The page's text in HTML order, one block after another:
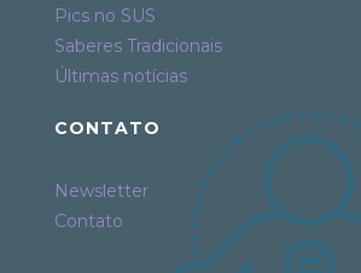
Pics no SUS
Saberes Tradicionais
Últimas notícias
CONTATO
Newsletter
Contato